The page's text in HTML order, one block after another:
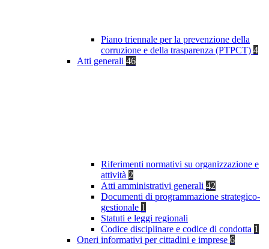
Piano triennale per la prevenzione della
corruzione e della trasparenza (PTPCT) 4
Atti generali 46
Riferimenti normativi su organizzazione e
attività 2
Atti amministrativi generali 42
Documenti di programmazione strategico-
gestionale 1
Statuti e leggi regionali
Codice disciplinare e codice di condotta 1
Oneri informativi per cittadini e imprese 6